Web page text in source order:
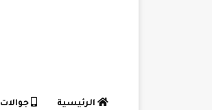
الرئيسية جوالات